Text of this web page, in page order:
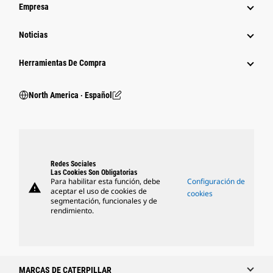
Empresa
Noticias
Herramientas De Compra
North America ‧ Español
warning
Redes Sociales
Las Cookies Son Obligatorias
Para habilitar esta función, debe
aceptar el uso de cookies de
segmentación, funcionales y de
rendimiento.
Configuración de
cookies
MARCAS DE CATERPILLAR